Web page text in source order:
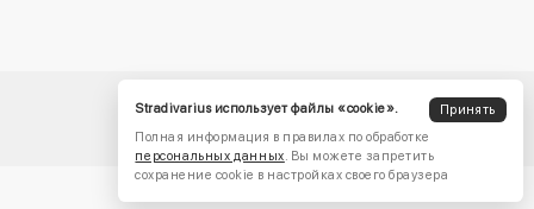
Stradivarius использует файлы «cookie».
Принять
Полная информация в правилах по обработке
персональных данных. Вы можете запретить
сохранение cookie в настройках своего браузера